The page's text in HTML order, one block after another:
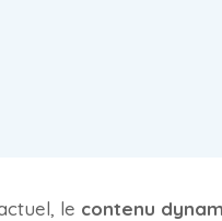
le contenu